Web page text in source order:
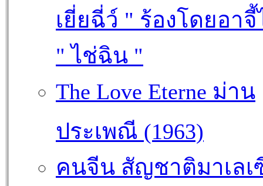
เยี่ยฉี่ว์ " ร้องโดยอาจี้
" ไช่ฉิน "
The Love Eterne ม่าน
ประเพณี (1963)
คนจีน สัญชาติมาเลเ